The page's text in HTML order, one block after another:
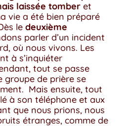
laissée tomberet
vie a été bien préparé
le deuxième
parler d’un incident
où nous vivons. Les
à s’inquiéter
tout se passe
groupe de prière se
Mais ensuite, tout
à son téléphone et aux
que nous prions, nous
étranges, comme de